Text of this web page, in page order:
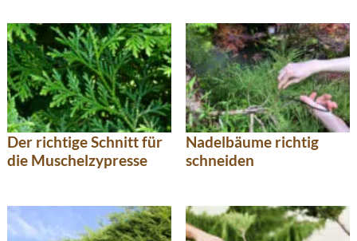
Der richtige Schnitt für
die Muschelzypresse
Nadelbäume richtig
schneiden